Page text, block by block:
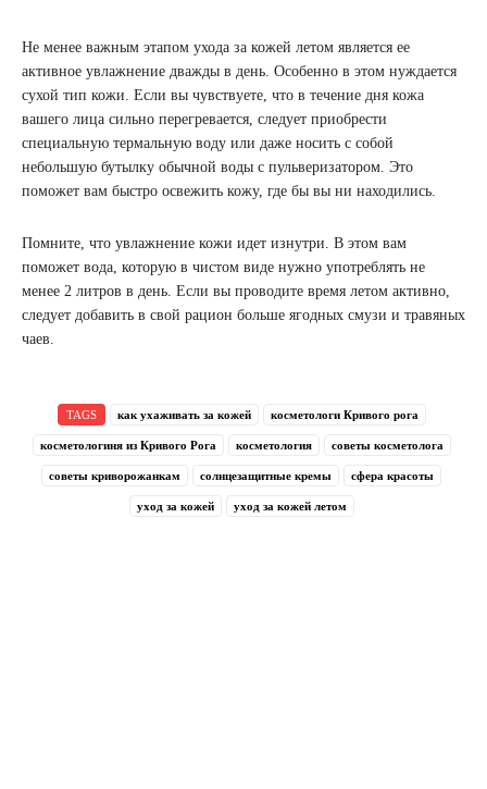
Не менее важным этапом ухода за кожей летом является ее
активное увлажнение дважды в день. Особенно в этом нуждается
сухой тип кожи. Если вы чувствуете, что в течение дня кожа
вашего лица сильно перегревается, следует приобрести
специальную термальную воду или даже носить с собой
небольшую бутылку обычной воды с пульверизатором. Это
поможет вам быстро освежить кожу, где бы вы ни находились.
Помните, что увлажнение кожи идет изнутри. В этом вам
поможет вода, которую в чистом виде нужно употреблять не
менее 2 литров в день. Если вы проводите время летом активно,
следует добавить в свой рацион больше ягодных смузи и травяных
чаев.
TAGS как ухаживать за кожей косметологи Кривого рога
косметологиня из Кривого Рога косметология советы косметолога
советы криворожанкам солнцезащитные кремы сфера красоты
уход за кожей уход за кожей летом